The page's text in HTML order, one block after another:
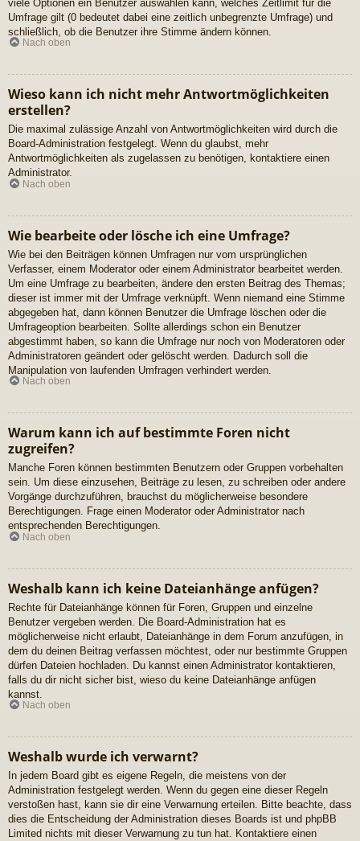
viele Optionen ein Benutzer auswählen kann, welches Zeitlimit für die
Umfrage gilt (0 bedeutet dabei eine zeitlich unbegrenzte Umfrage) und
schließlich, ob die Benutzer ihre Stimme ändern können.
Nach oben
Wieso kann ich nicht mehr Antwortmöglichkeiten
erstellen?
Die maximal zulässige Anzahl von Antwortmöglichkeiten wird durch die
Board-Administration festgelegt. Wenn du glaubst, mehr
Antwortmöglichkeiten als zugelassen zu benötigen, kontaktiere einen
Administrator.
Nach oben
Wie bearbeite oder lösche ich eine Umfrage?
Wie bei den Beiträgen können Umfragen nur vom ursprünglichen
Verfasser, einem Moderator oder einem Administrator bearbeitet werden.
Um eine Umfrage zu bearbeiten, ändere den ersten Beitrag des Themas;
dieser ist immer mit der Umfrage verknüpft. Wenn niemand eine Stimme
abgegeben hat, dann können Benutzer die Umfrage löschen oder die
Umfrageoption bearbeiten. Sollte allerdings schon ein Benutzer
abgestimmt haben, so kann die Umfrage nur noch von Moderatoren oder
Administratoren geändert oder gelöscht werden. Dadurch soll die
Manipulation von laufenden Umfragen verhindert werden.
Nach oben
Warum kann ich auf bestimmte Foren nicht
zugreifen?
Manche Foren können bestimmten Benutzern oder Gruppen vorbehalten
sein. Um diese einzusehen, Beiträge zu lesen, zu schreiben oder andere
Vorgänge durchzuführen, brauchst du möglicherweise besondere
Berechtigungen. Frage einen Moderator oder Administrator nach
entsprechenden Berechtigungen.
Nach oben
Weshalb kann ich keine Dateianhänge anfügen?
Rechte für Dateianhänge können für Foren, Gruppen und einzelne
Benutzer vergeben werden. Die Board-Administration hat es
möglicherweise nicht erlaubt, Dateianhänge in dem Forum anzufügen, in
dem du deinen Beitrag verfassen möchtest, oder nur bestimmte Gruppen
dürfen Dateien hochladen. Du kannst einen Administrator kontaktieren,
falls du dir nicht sicher bist, wieso du keine Dateianhänge anfügen
kannst.
Nach oben
Weshalb wurde ich verwarnt?
In jedem Board gibt es eigene Regeln, die meistens von der
Administration festgelegt werden. Wenn du gegen eine dieser Regeln
verstoßen hast, kann sie dir eine Verwarnung erteilen. Bitte beachte, dass
dies die Entscheidung der Administration dieses Boards ist und phpBB
Limited nichts mit dieser Verwarnung zu tun hat. Kontaktiere einen